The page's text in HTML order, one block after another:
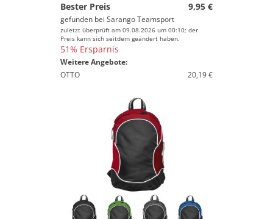
Bester Preis
9,95 €
gefunden bei Sarango Teamsport
zuletzt überprüft am 09.08.2026 um 00:10; der
Preis kann sich seitdem geändert haben.
51% Ersparnis
Weitere Angebote:
OTTO
20,19 €